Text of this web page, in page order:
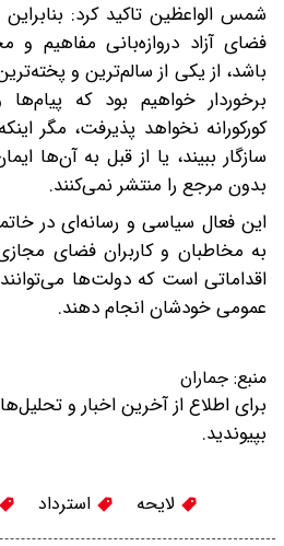
شمس الواعظین تاکید کرد:
فضای آزاد دروازه‌بانی مفاهیم
باشد، از یکی از سالم‌ترین و
برخوردار خواهیم بود که
کورکورانه نخواهد پذیرفت، مگر
سازگار ببیند، یا از قبل به آن‌ها
بدون مرجع را منتشر نمی‌کنند.
این فعال سیاسی و رسانه‌ای در
به مخاطبان و کاربران فضای
اقداماتی است که دولت‌ها
عمومی خودشان انجام دهند.
منبع: جماران
برای اطلاع از آخرین اخبار و
بپیوندید.
لایحه استرداد